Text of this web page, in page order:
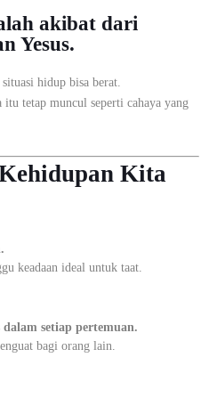
akibat dari
Yesus.
hidup bisa berat.
tetap muncul seperti cahaya yang
Kita
keadaan ideal untuk taat.
setiap pertemuan.
bagi orang lain.